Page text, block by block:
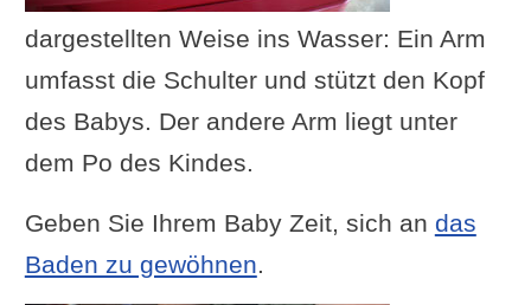
dargestellten Weise ins Wasser: Ein Arm
umfasst die Schulter und stützt den Kopf
des Babys. Der andere Arm liegt unter
dem Po des Kindes.
Geben Sie Ihrem Baby Zeit, sich an das
Baden zu gewöhnen.